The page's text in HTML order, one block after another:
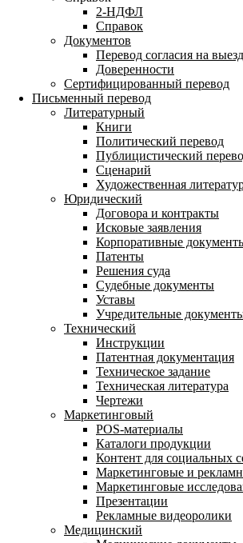
2-НДФЛ
Справок
Документов
Перевод согласия на
Доверенности
Сертифицированный перевод
Письменный перевод
Литературный
Книги
Политический перевод
Публицистический
Сценарий
Художественная
Юридический
Договора и контракты
Исковые заявления
Корпоративные
Патенты
Решения суда
Судебные документы
Уставы
Учредительные
Технический
Инструкции
Патентная документация
Техническое задание
Техническая литература
Чертежи
Маркетинговый
POS-материалы
Каталоги продукции
Контент для социальных
Маркетинговые и
Маркетинговые
Презентации
Рекламные видеоролики
Медицинский